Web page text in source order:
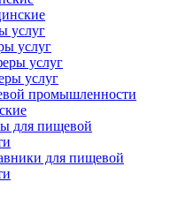
услуг
услуг
услуг
услуг
промышленности
для пищевой
для пищевой